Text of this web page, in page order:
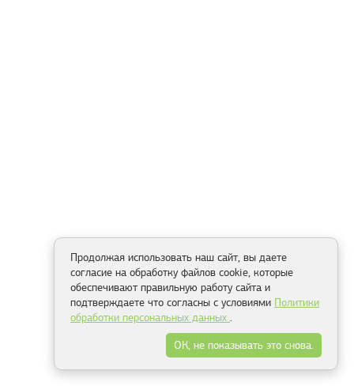
Продолжая использовать наш сайт, вы даете
согласие на обработку файлов cookie, которые
обеспечивают правильную работу сайта и
подтверждаете что согласны с условиями Политики
обработки персональных данных .
ОК, не показывать это снова.